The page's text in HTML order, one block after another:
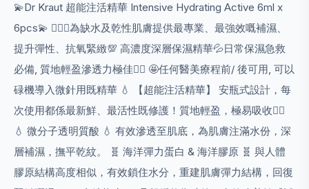
💫Dr Kraut 超能注活精華 Intensive Hydrating Active 6ml x
6pcs💫 💁🏻‍♀️為缺水及乾性肌膚提供最專業、最強效嘅補濕、
提升彈性、抗氧緊緻💯 高濃度深層保濕精華💦日常保濕急救
必備, 質地輕盈滲透力極佳👍🏻 🤩任何醫美療程前/ 後可用, 可以
碌機導入微針用既精華 💧 【超能注活精華】 安瓶式設計，每
次使用都係最新鮮、最活性既修護！質地輕盈，極易吸收👍🏻
💧 微分子透明質酸 💧 有效滲透至肌底，為肌膚注滿水份，深
層補濕，撫平乾紋。 🧬 海洋彈力蛋白 & 海洋膠原 🧬 與人體
膠原結構高度相似，有效鎖住水分，重建肌膚彈力結構，回復